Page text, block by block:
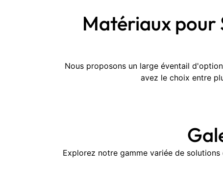
Matériaux pour
Nous proposons un large éventail
avez le choix entre
Explorez notre gamme variée de